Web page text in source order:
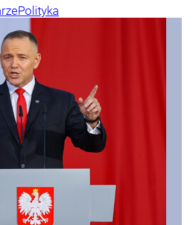
Polityka